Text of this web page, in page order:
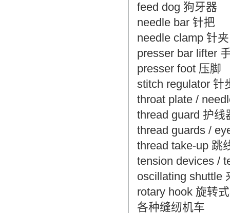
feed dog 狗牙器
needle bar 针把
needle clamp 针夹
presser bar lifter
presser foot 压脚
stitch regulator 针
throat plate /
thread guard 护线
thread guards /
thread take-up 跳
tension devices /
oscillating shuttle
rotary hook 旋转
各种缝纫机车